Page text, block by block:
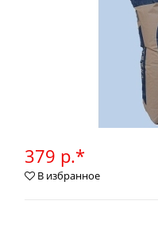
379 р.*
В избранное